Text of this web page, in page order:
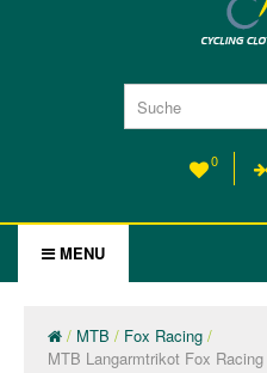
0
MENU
MTB
Fox Racing
MTB Langarmtrikot Fox